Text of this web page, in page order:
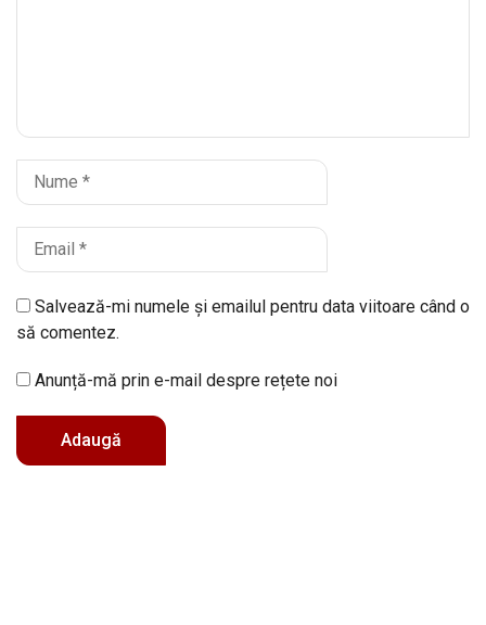
Salvează-mi numele și emailul pentru data viitoare când o
să comentez.
Anunță-mă prin e-mail despre rețete noi